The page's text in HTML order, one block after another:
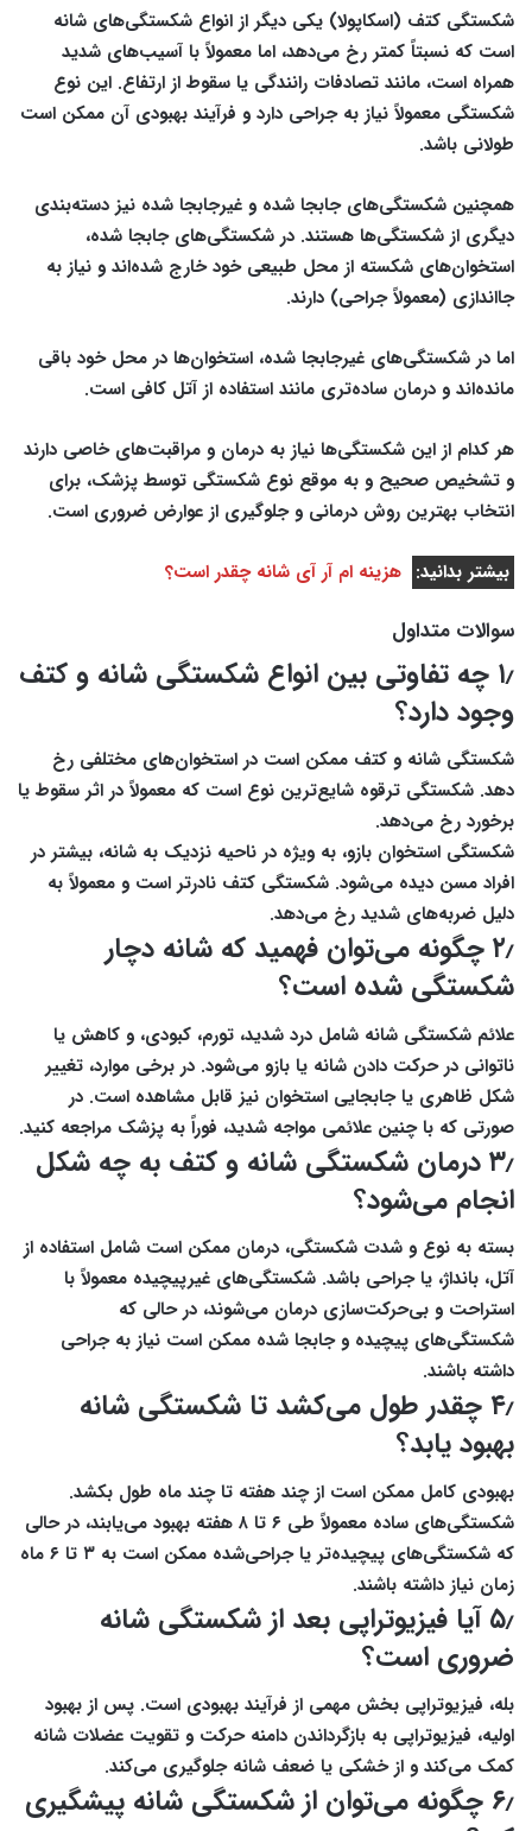
شکستگی کتف (اسکاپولا) یکی دیگر از انواع شکستگی‌های شانه
است که نسبتاً کمتر رخ می‌دهد، اما معمولاً با آسیب‌های شدید
همراه است، مانند تصادفات رانندگی یا سقوط از ارتفاع. این نوع
شکستگی معمولاً نیاز به جراحی دارد و فرآیند بهبودی آن ممکن است
طولانی باشد.
همچنین شکستگی‌های جابجا شده و غیرجابجا شده نیز دسته‌بندی
دیگری از شکستگی‌ها هستند. در شکستگی‌های جابجا شده،
استخوان‌های شکسته از محل طبیعی خود خارج شده‌اند و نیاز به
جااندازی (معمولاً جراحی) دارند.
اما در شکستگی‌های غیرجابجا شده، استخوان‌ها در محل خود باقی
مانده‌اند و درمان ساده‌تری مانند استفاده از آتل کافی است.
هر کدام از این شکستگی‌ها نیاز به درمان و مراقبت‌های خاصی دارند
و تشخیص صحیح و به موقع نوع شکستگی توسط پزشک، برای
انتخاب بهترین روش درمانی و جلوگیری از عوارض ضروری است.
بیشتر بدانید: هزینه ام آر آی شانه چقدر است؟
سوالات متداول
۱٫ چه تفاوتی بین انواع شکستگی شانه و کتف
وجود دارد؟
شکستگی شانه و کتف ممکن است در استخوان‌های مختلفی رخ
دهد. شکستگی ترقوه شایع‌ترین نوع است که معمولاً در اثر سقوط یا
برخورد رخ می‌دهد.
شکستگی استخوان بازو، به ویژه در ناحیه نزدیک به شانه، بیشتر در
افراد مسن دیده می‌شود. شکستگی کتف نادرتر است و معمولاً به
دلیل ضربه‌های شدید رخ می‌دهد.
۲٫ چگونه می‌توان فهمید که شانه دچار
شکستگی شده است؟
علائم شکستگی شانه شامل درد شدید، تورم، کبودی، و کاهش یا
ناتوانی در حرکت دادن شانه یا بازو می‌شود. در برخی موارد، تغییر
شکل ظاهری یا جابجایی استخوان نیز قابل مشاهده است. در
صورتی که با چنین علائمی مواجه شدید، فوراً به پزشک مراجعه کنید.
۳٫ درمان شکستگی شانه و کتف به چه شکل
انجام می‌شود؟
بسته به نوع و شدت شکستگی، درمان ممکن است شامل استفاده از
آتل، بانداژ، یا جراحی باشد. شکستگی‌های غیرپیچیده معمولاً با
استراحت و بی‌حرکت‌سازی درمان می‌شوند، در حالی که
شکستگی‌های پیچیده و جابجا شده ممکن است نیاز به جراحی
داشته باشند.
۴٫ چقدر طول می‌کشد تا شکستگی شانه
بهبود یابد؟
بهبودی کامل ممکن است از چند هفته تا چند ماه طول بکشد.
شکستگی‌های ساده معمولاً طی ۶ تا ۸ هفته بهبود می‌یابند، در حالی
که شکستگی‌های پیچیده‌تر یا جراحی‌شده ممکن است به ۳ تا ۶ ماه
زمان نیاز داشته باشند.
۵٫ آیا فیزیوتراپی بعد از شکستگی شانه
ضروری است؟
بله، فیزیوتراپی بخش مهمی از فرآیند بهبودی است. پس از بهبود
اولیه، فیزیوتراپی به بازگرداندن دامنه حرکت و تقویت عضلات شانه
کمک می‌کند و از خشکی یا ضعف شانه جلوگیری می‌کند.
۶٫ چگونه می‌توان از شکستگی شانه پیشگیری